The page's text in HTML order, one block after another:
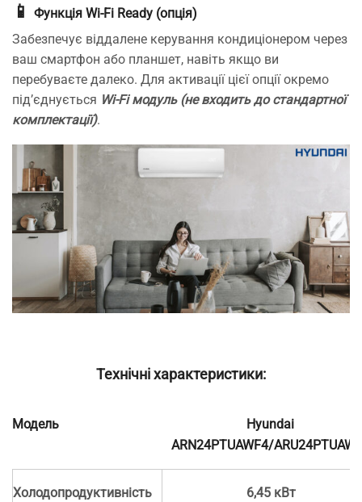
📱
Функція Wi-Fi Ready (опція)
Забезпечує віддалене керування кондиціонером через
ваш смартфон або планшет, навіть якщо ви
перебуваєте далеко. Для активації цієї опції окремо
під’єднується Wi-Fi модуль (не входить до стандартної
комплектації).
Технічні характеристики:
Модель
Hyundai
ARN24PTUAWF4/
Холодопродуктивність 6,45 кВт